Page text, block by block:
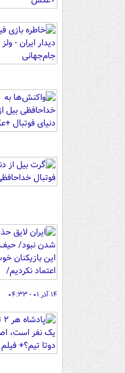
۱۴ آذر ۰۱ - ۰۴:۳۳